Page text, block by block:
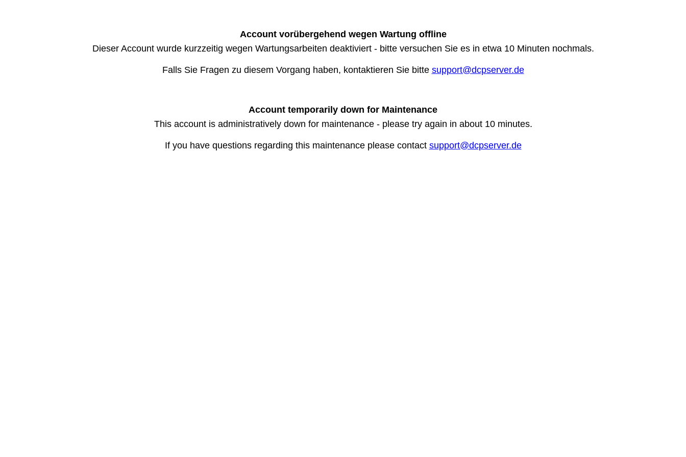
Account vorübergehend wegen Wartung offline
Dieser Account wurde kurzzeitig wegen Wartungsarbeiten deaktiviert - bitte versuchen Sie es in etwa 10 Minuten nochmals.
Falls Sie Fragen zu diesem Vorgang haben, kontaktieren Sie bitte support@dcpserver.de
Account temporarily down for Maintenance
This account is administratively down for maintenance - please try again in about 10 minutes.
If you have questions regarding this maintenance please contact support@dcpserver.de